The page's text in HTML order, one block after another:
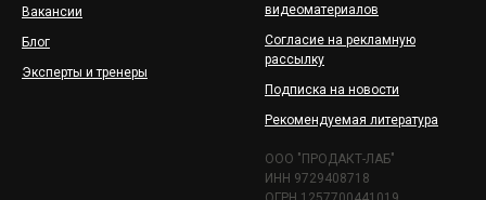
Вакансии
Блог
Эксперты и тренеры
видеоматериалов
Согласие на рекламную
рассылку
Подписка на новости
Рекомендуемая литература
ООО "ПРОДАКТ-ЛАБ"
ИНН 9729408718